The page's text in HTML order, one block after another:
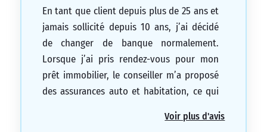
En tant que client depuis plus de 25 ans et
jamais sollicité depuis 10 ans, j’ai décidé
de changer de banque normalement.
Lorsque j’ai pris rendez-vous pour mon
prêt immobilier, le conseiller m’a proposé
des assurances auto et habitation, ce qui
Finalement, lors de la clôture de mon
Voir plus d'avis